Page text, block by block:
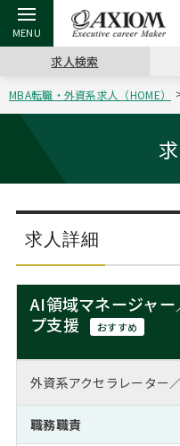
戻る
アクシアムの特長
サービス案内
コンサルタントの紹介
戻る
キャリア支援 TOP
キャリアデザイン講座
（最新求人市場動向）
ステージ別アドバイス
MBAの転職事例
MBAからのFAQ
MBA留学生数の推移
インターン受入企業一覧
戻る
転職ツール TOP
英文レジュメの書き方
職務経歴書の書き方
よくある面接Q&A集
戻る
転職コラム TOP
“展”職相談室
転職市場の明日をよめ
転職成功への4つの鍵
注目企業インタビュー
戻る
イベント・セミナー TOP
ジョブフェア
キャリアデザインセミナー
キャリアフォーラム
Career Talk Live
戻る
会社概要 TOP
沿革
主なクライアント
採用情報
ニュースリリース
求人検索
MBA転職・外資系求人（HOME）
求人詳細
AI領域マネージャ
プ支援
おすすめ
外資系アクセラレーター
職務職責